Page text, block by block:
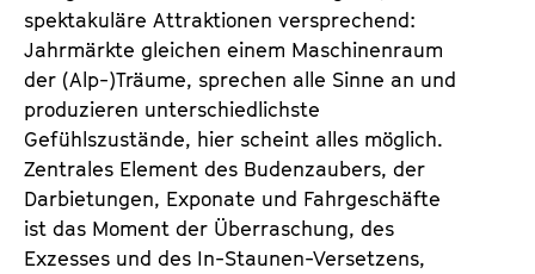
spektakuläre Attraktionen versprechend:
Jahrmärkte gleichen einem Maschinenraum
der (Alp-)Träume, sprechen alle Sinne an und
produzieren unterschiedlichste
Gefühlszustände, hier scheint alles möglich.
Zentrales Element des Budenzaubers, der
Darbietungen, Exponate und Fahrgeschäfte
ist das Moment der Überraschung, des
Exzesses und des In-Staunen-Versetzens,